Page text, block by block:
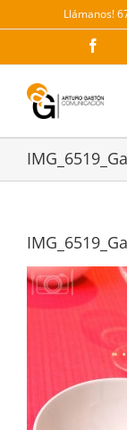
al
Llámanos!